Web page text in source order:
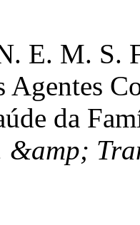
E. M. S.
Agentes
da
&amp;